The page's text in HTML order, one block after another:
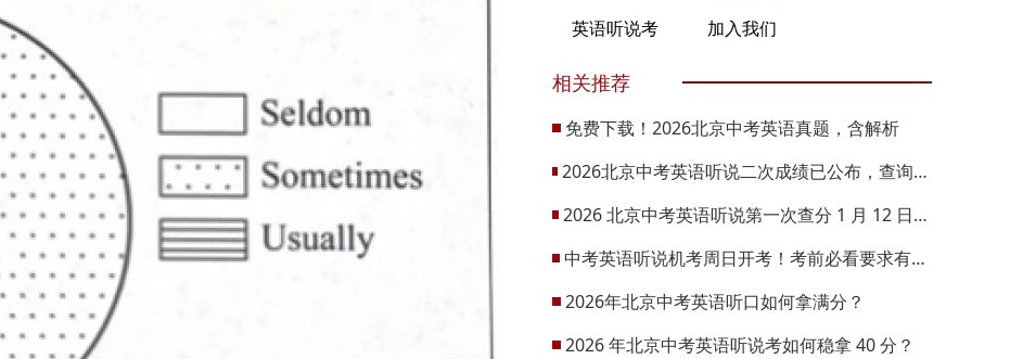
英语听说考 加入我们
相关推荐
免费下载！2026北京中考英语真题，含解析
2026北京中考英语听说二次成绩已公布，查询方式与计分规则是什么？
2026 北京中考英语听说第一次查分 1 月 12 日开启？怎么查？
中考英语听说机考周日开考！考前必看要求有哪些？
2026年北京中考英语听口如何拿满分？
2026 年北京中考英语听说考如何稳拿 40 分？